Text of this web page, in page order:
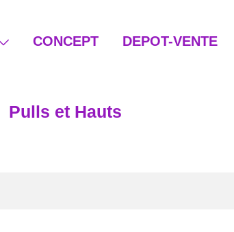
CONCEPT DEPOT-VENTE
Pulls et Hauts